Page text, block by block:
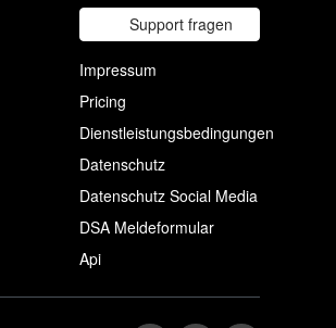
Support fragen
Impressum
Pricing
Dienstleistungsbedingungen
Datenschutz
Datenschutz Social Media
DSA Meldeformular
Api